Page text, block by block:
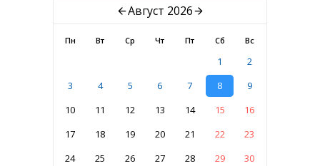
Август 2026
Пн Вт Ср Чт Пт Сб Вс
1
2
3
4 5 6 7 8
9
10
11 12 13 14 15
16
17
18 19 20 21 22
23
24
25 26 27 28 29
30